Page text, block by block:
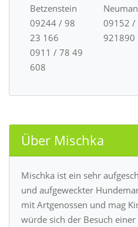
Betzenstein
09244 / 98
23 166
0911 / 78 49
608
09152 /
921890
Über Mischka
Mischka ist ein sehr
und aufgeweckter
mit Artgenossen und mag
würde sich der Besuch